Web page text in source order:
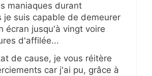
maniaques durant
je suis capable de demeurer
écran jusqu'à vingt voire
d'affilée...
de cause, je vous réitère
car j'ai pu, grâce à